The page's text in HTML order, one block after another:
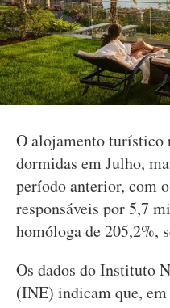
O alojamento turístico
dormidas em Julho,
período anterior, com
responsáveis por 5,7
homóloga de 205,2%,
Os dados do Instituto
(INE) indicam que,